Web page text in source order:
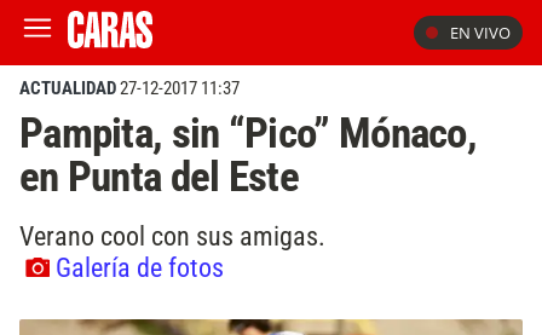
EN VIVO
ACTUALIDAD27-12-2017 11:37
Pampita, sin “Pico” Mónaco,
en Punta del Este
Verano cool con sus amigas.
Galería de fotos